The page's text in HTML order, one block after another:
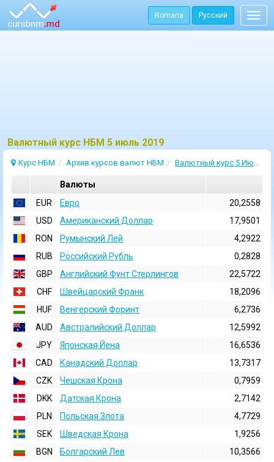
Romana Русский
Bалютный курс НБМ 5 июль 2019
Курс НБМ Архив курсов валют НБМ Валютный курс 5 Июль 2019
Валюты
EUR
Евро
20,2558
USD
Aмериканский Доллар
17,9501
RON
Румынский Лей
4,2922
RUB
Российский Рубль
0,2828
GBP
Английский Фунт Стерлингов
22,5722
CHF
Швейцарский Франк
18,2096
HUF
Венгерский Форинт
6,2736
AUD
Австралийский Доллар
12,5992
JPY
Японская Йена
16,6536
CAD
Канадский Доллар
13,7317
CZK
Чешская Крона
0,7959
DKK
Датская Крона
2,7142
PLN
Польская Злота
4,7729
SEK
Шведская Крона
1,9256
BGN
Болгарский Лев
10,3566